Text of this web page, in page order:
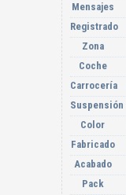
Mensajes
Registrado
Zona
Coche
Carrocería
Suspensión
Color
Fabricado
Acabado
Pack